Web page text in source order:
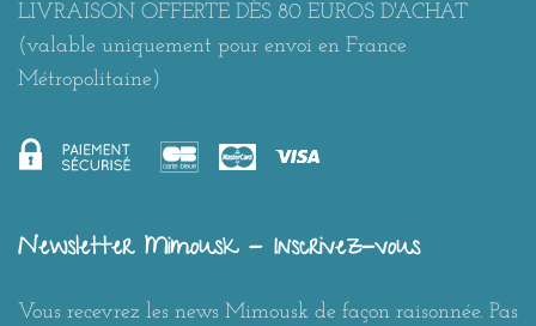
LIVRAISON OFFERTE DÈS 80 EUROS D'ACHAT
(valable uniquement pour envoi en France
Métropolitaine)
Newsletter Mimousk - Inscrivez-vous
Vous recevrez les news Mimousk de façon raisonnée. Pas